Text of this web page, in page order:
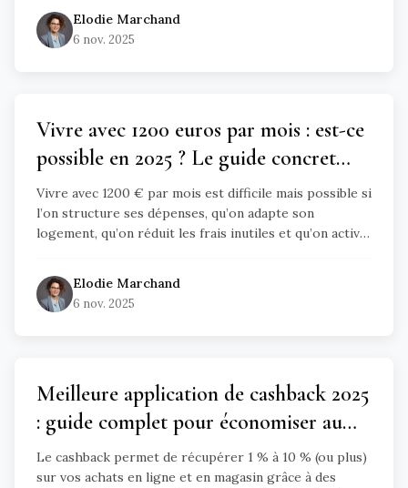
disponibles, il est possible de sortir du rouge et de
retrouver une situation financière stable.
Elodie Marchand
6 nov. 2025
Vivre avec 1200 euros par mois : est-ce
possible en 2025 ? Le guide concret
pour s’en sortir sans s’épuiser
Vivre avec 1200 € par mois est difficile mais possible si
l’on structure ses dépenses, qu’on adapte son
logement, qu’on réduit les frais inutiles et qu’on active
budget type, des pistes d’économies concrètes et des
compléments de revenus accessibles.
Elodie Marchand
6 nov. 2025
Meilleure application de cashback 2025
: guide complet pour économiser au
quotidien
Le cashback permet de récupérer 1 % à 10 % (ou plus)
sur vos achats en ligne et en magasin grâce à des